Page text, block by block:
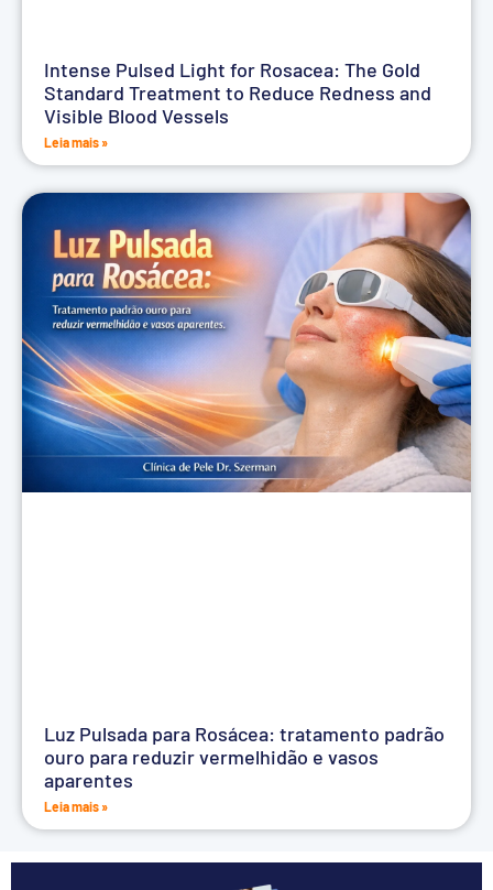
Intense Pulsed Light for Rosacea: The Gold
Standard Treatment to Reduce Redness and
Visible Blood Vessels
Leia mais »
Luz Pulsada para Rosácea: tratamento padrão
ouro para reduzir vermelhidão e vasos
aparentes
Leia mais »